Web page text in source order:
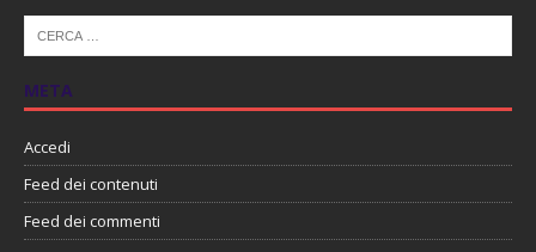
META
Accedi
Feed dei contenuti
Feed dei commenti